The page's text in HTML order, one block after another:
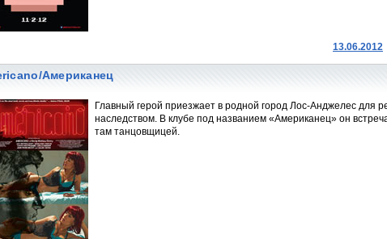
13.06.2012
Американец
Главный герой приезжает в родной город Лос-Анджелес для
наследством. В клубе под названием «Американец» он
там танцовщицей.